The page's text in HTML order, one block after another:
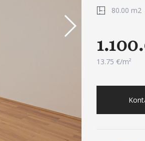
80.00 m2
13.75 €/m²